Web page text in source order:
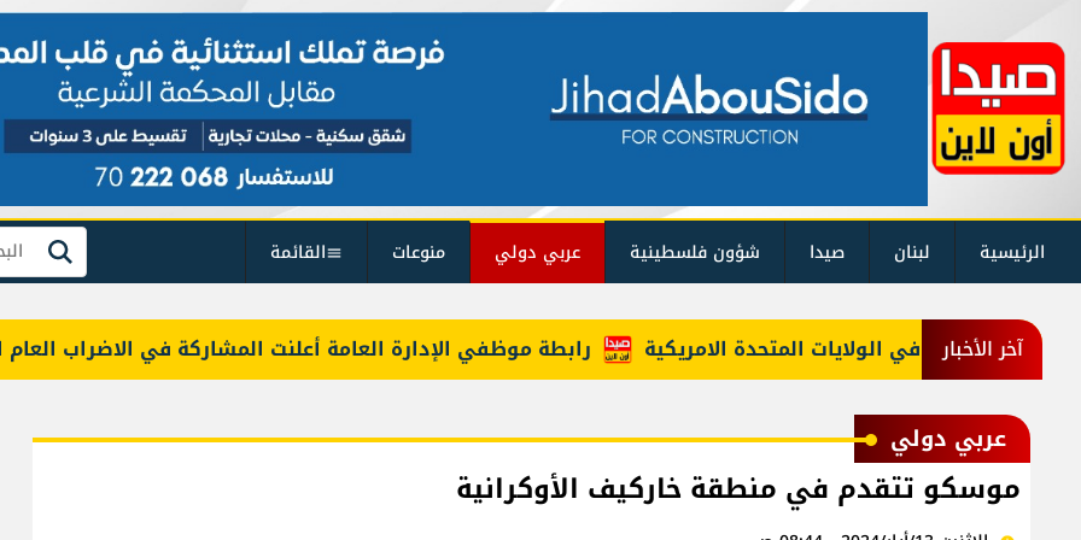
الرئيسية لبنان صيدا شؤون فلسطينية عربي دولي منوعات القائمة بحث
آخر الأخبار رابطة موظفي الإدارة العامة أعلنت المشاركة في الاضراب العام الدفن في الولايات المتحدة الامريكية
عربي دولي
موسكو تتقدم في منطقة خاركيف الأوكرانية